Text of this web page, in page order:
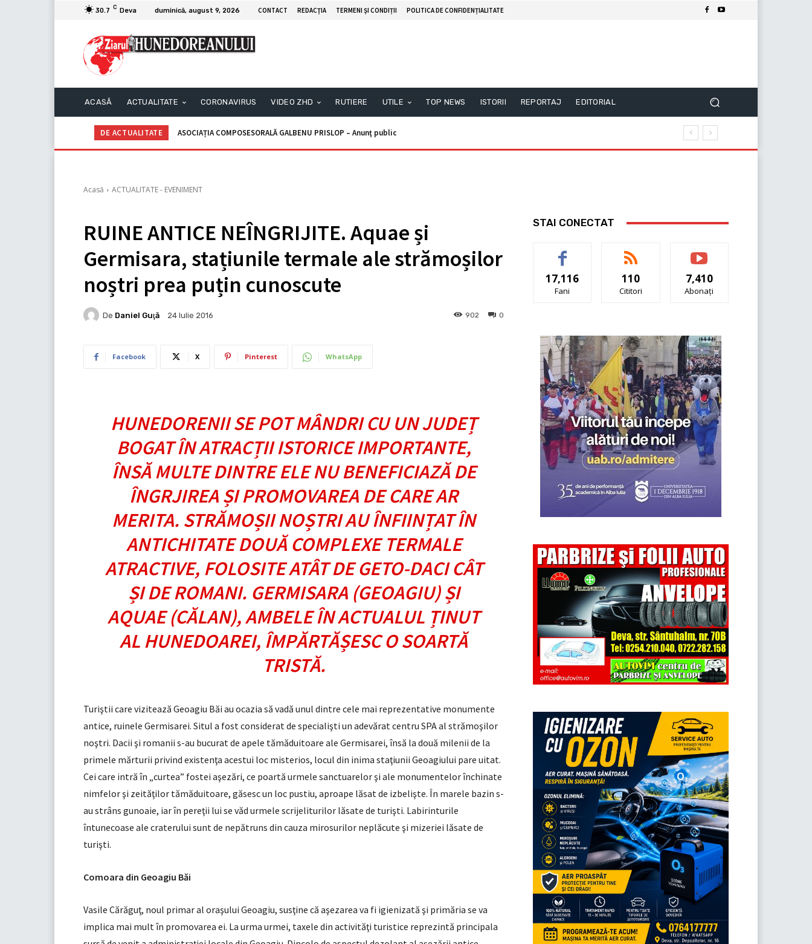
30.7 C Deva duminică, august 9, 2026 CONTACT REDACŢIA TERMENI ȘI CONDIȚII POLITICA DE CONFIDENȚIALITATE
ACASĂ ACTUALITATE CORONAVIRUS VIDEO ZHD RUTIERE UTILE TOP NEWS ISTORII REPORTAJ EDITORIAL
DE ACTUALITATE ASOCIAȚIA COMPOSESORALĂ GALBENU PRISLOP – Anunţ public
C.I.I. GOGOAŞĂ Adrian – Anunţ licitaţie
Acasă ACTUALITATE - EVENIMENT
RUINE ANTICE NEÎNGRIJITE. Aquae și
Germisara, stațiunile termale ale strămoșilor
noștri prea puțin cunoscute
De Daniel Guţă 24 Iulie 2016 0
902
Facebook X Pinterest WhatsApp
HUNEDORENII SE POT MÂNDRI CU UN JUDEȚ
BOGAT ÎN ATRACȚII ISTORICE IMPORTANTE,
ÎNSĂ MULTE DINTRE ELE NU BENEFICIAZĂ DE
ÎNGRJIREA ȘI PROMOVAREA DE CARE AR
MERITA. STRĂMOȘII NOȘTRI AU ÎNFIINȚAT ÎN
ANTICHITATE DOUĂ COMPLEXE TERMALE
ATRACTIVE, FOLOSITE ATÂT DE GETO-DACI CÂT
ȘI DE ROMANI. GERMISARA (GEOAGIU) ȘI
AQUAE (CĂLAN), AMBELE ÎN ACTUALUL ȚINUT
AL HUNEDOAREI, ÎMPĂRTĂȘESC O SOARTĂ
TRISTĂ.
Turiştii care vizitează Geoagiu Băi au ocazia să vadă unul dintre cele mai reprezentative monumente
antice, ruinele Germisarei. Situl a fost considerat de specialişti un adevărat centru SPA al strămoşilor
noştri. Dacii şi romanii s-au bucurat de apele tămăduitoare ale Germisarei, însă la două milenii de la
primele mărturii privind existenţa acestui loc misterios, locul din inima staţiunii Geoagiului pare uitat.
Cei care intră în „curtea” fostei aşezări, ce poartă urmele sanctuarelor şi ale monumentelor închinate
nimfelor şi zeităţilor tămăduitoare, găsesc un loc pustiu, aproape lăsat de izbelişte. În marele bazin s-
au strâns gunoaie, iar în pereţii lui se văd urmele scrijeliturilor lăsate de turişti. Labirinturile
întunecoase ale craterului sunt de nepătruns din cauza mirosurilor neplăcute şi mizeriei lăsate de
turişti.
Comoara din Geoagiu Băi
Vasile Cărăguţ, noul primar al oraşului Geoagiu, susţine că aşezarea va fi igienizată şi primăria se va
implica mai mult în promovarea ei. La urma urmei, taxele din activităţi turisti­ce reprezintă principala
STAI CONECTAT
17,116
Fani
110
Cititori
7,410
Abonați